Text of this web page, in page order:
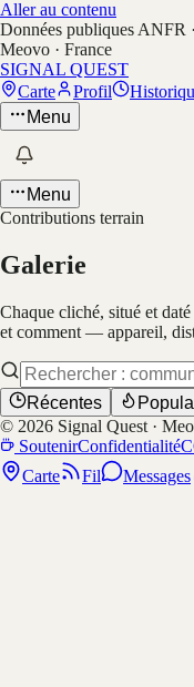
Aller au contenu
Données publiques ANFR
Meovo · France
SIGNAL QUEST
Carte
Profil
Menu
Menu
Contributions terrain
Galerie
Chaque cliché, situé et
et comment — appareil,
Récentes
© 2026 Signal Quest ·
SoutenirConfidentialité
Carte
Fil Messages